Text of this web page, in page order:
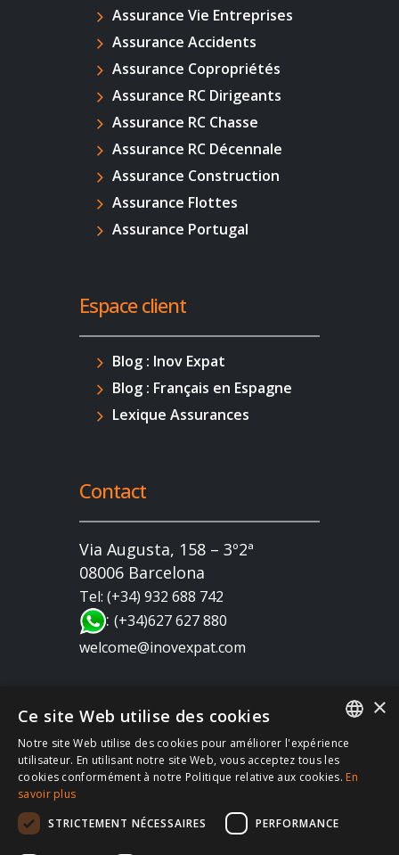
Assurance Vie Entreprises
Assurance Accidents
Assurance Copropriétés
Assurance RC Dirigeants
Assurance RC Chasse
Assurance RC Décennale
Assurance Construction
Assurance Flottes
Assurance Portugal
Espace client
Blog : Inov Expat
Blog : Français en Espagne
Lexique Assurances
Contact
Via Augusta, 158 – 3º2ª
08006 Barcelona
Tel: (+34) 932 688 742
:(+34)627 627 880
welcome@inovexpat.com
Copyright 2022 INOV es una correduría de seguros
dedicada a los expatriados viviendo en España y
Portugal. Disfruta de los mejores seguros de salud,
FRENCH
SPANISH
×
Ce site Web utilise des cookies
Notre site Web utilise des cookies pour améliorer l'expérience
utilisateur. En utilisant notre site Web, vous acceptez tous les
cookies conformément à notre Politique relative aux cookies. En
savoir plus
STRICTEMENT NÉCESSAIRES
PERFORMANCE